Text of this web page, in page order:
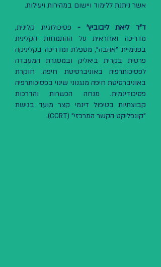
אשר ניתנת ללימוד ויישום במהירות ויעילות.
ד"ר ליאת ליבוביץ' -פסיכולוגית קלינית,
מדריכה ואחראית על ההתמחות הקלינית
בפנימיית "אהבה", מטפלת ומדריכה בקליניקה
פרטית בקרית ביאליק ובמסגרת המעבדה
לפסיכותרפיה באוניברסיטת חיפה. חוקרת
באוניברסיטת חיפה מנגנוני שינוי בפסיכותרפיה
פסיכודינמית. מנחה הכשרות והדרכות
קבוצתיות בטיפול דינמי קצר מועד בגישת
"קונפליקט הקשר המרכזי" (CCRT).